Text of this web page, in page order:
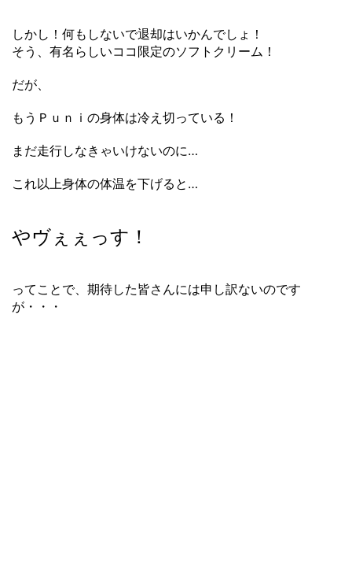
しかし！何もしないで退却はいかんでしょ！
そう、有名らしいココ限定のソフトクリーム！
だが、
もうＰｕｎｉの身体は冷え切っている！
まだ走行しなきゃいけないのに…
これ以上身体の体温を下げると…
やヴぇぇっす！
ってことで、期待した皆さんには申し訳ないのです
が・・・